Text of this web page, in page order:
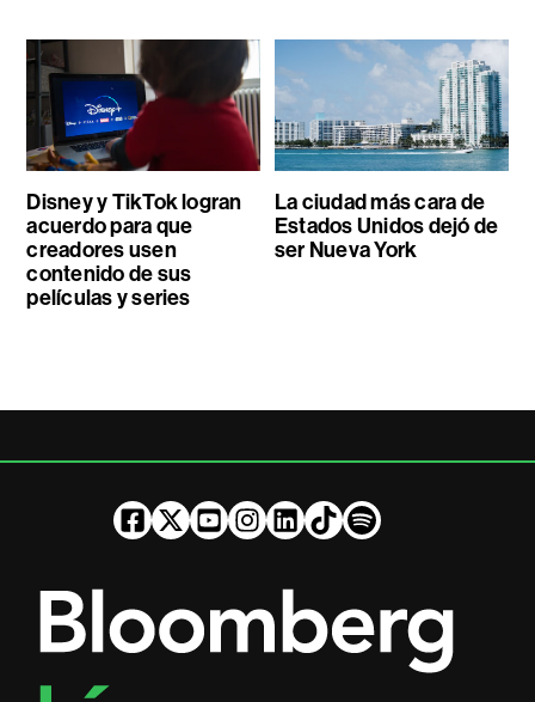
Disney y TikTok logran
acuerdo para que
creadores usen
contenido de sus
películas y series
La ciudad más cara de
Estados Unidos dejó de
ser Nueva York